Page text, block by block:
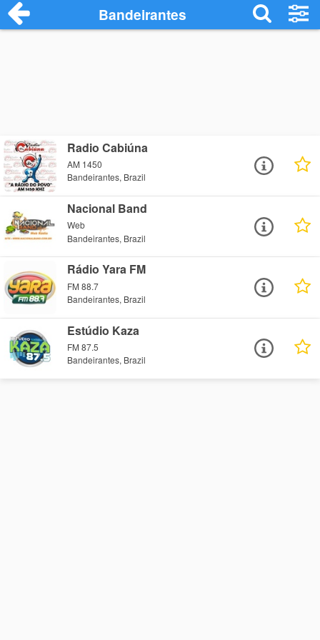
Bandeirantes
Radio Cabiúna
AM 1450
Bandeirantes, Brazil
Nacional Band
Web
Bandeirantes, Brazil
Rádio Yara FM
FM 88.7
Bandeirantes, Brazil
Estúdio Kaza
FM 87.5
Bandeirantes, Brazil